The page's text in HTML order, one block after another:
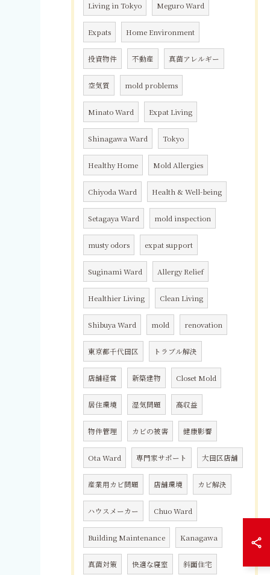
Living in Tokyo Meguro Ward
Expats Home Environment
投資物件 不動産 真菌アレルギー
空気質 mold problems
Minato Ward Expat Living
Shinagawa Ward Tokyo
Healthy Home Mold Allergies
Chiyoda Ward Health & Well-being
Setagaya Ward mold inspection
musty odors expat support
Suginami Ward Allergy Relief
Healthier Living Clean Living
Shibuya Ward mold renovation
東京都千代田区 トラブル解決
店舗経営 新築建物 Closet Mold
居住環境 湿気問題 高収益
物件管理 カビの被害 健康影響
Ota Ward 専門家サポート 大田区店舗
産業用カビ問題 店舗環境 カビ解決
ハウスメーカー Chuo Ward
Building Maintenance Kanagawa
真菌対策 快適な寝室 斜面住宅